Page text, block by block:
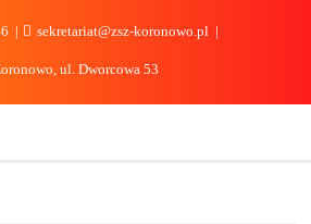
sekretariat@zsz-koronowo.pl
ul. Dworcowa 53